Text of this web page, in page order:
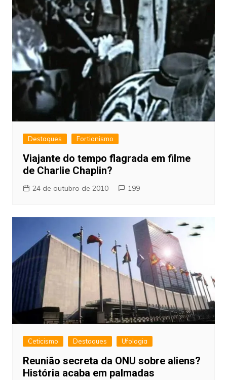
Destaques Fortianismo
Viajante do tempo flagrada em filme
de Charlie Chaplin?
24 de outubro de 2010 199
Ceticismo Destaques Ufologia
Reunião secreta da ONU sobre aliens?
História acaba em palmadas